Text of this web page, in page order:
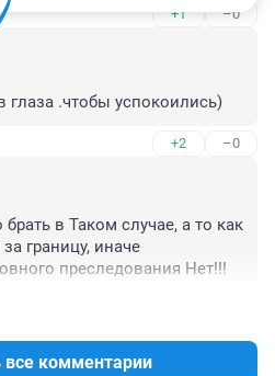
+1 –0
глаза .чтобы успокоились)
+2 –0
в Таком случае, а то как
границу, иначе
преследования Нет!!!
все комментарии